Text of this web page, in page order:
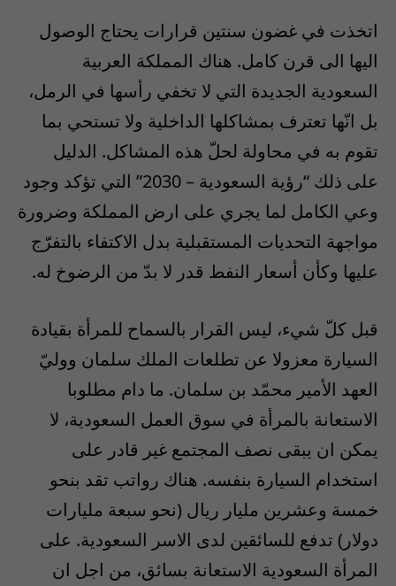
اتخذت في غضون سنتين قرارات يحتاج الوصول
اليها الى قرن كامل. هناك المملكة العربية
السعودية الجديدة التي لا تخفي رأسها في الرمل،
بل انّها تعترف بمشاكلها الداخلية ولا تستحي بما
تقوم به في محاولة لحلّ هذه المشاكل. الدليل
على ذلك “رؤية السعودية – 2030” التي تؤكد وجود
وعي الكامل لما يجري على ارض المملكة وضرورة
مواجهة التحديات المستقبلية بدل الاكتفاء بالتفرّج
عليها وكأن أسعار النفط قدر لا بدّ من الرضوخ له.
قبل كلّ شيء، ليس القرار بالسماح للمرأة بقيادة
السيارة معزولا عن تطلعات الملك سلمان ووليّ
العهد الأمير محمّد بن سلمان. ما دام مطلوبا
الاستعانة بالمرأة في سوق العمل السعودية، لا
يمكن ان يبقى نصف المجتمع غير قادر على
استخدام السيارة بنفسه. هناك رواتب تقد بنحو
خمسة وعشرين مليار ريال (نحو سبعة مليارات
دولار) تدفع للسائقين لدى الاسر السعودية. على
المرأة السعودية الاستعانة بسائق، من اجل ان